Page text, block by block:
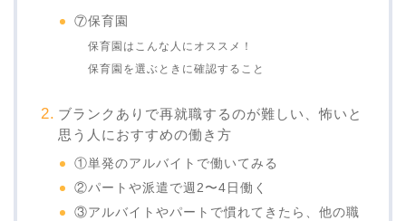
⑦保育園
保育園はこんな人にオススメ！
保育園を選ぶときに確認すること
ブランクありで再就職するのが難しい、怖いと
思う人におすすめの働き方
①単発のアルバイトで働いてみる
②パートや派遣で週2〜4日働く
③アルバイトやパートで慣れてきたら、他の職